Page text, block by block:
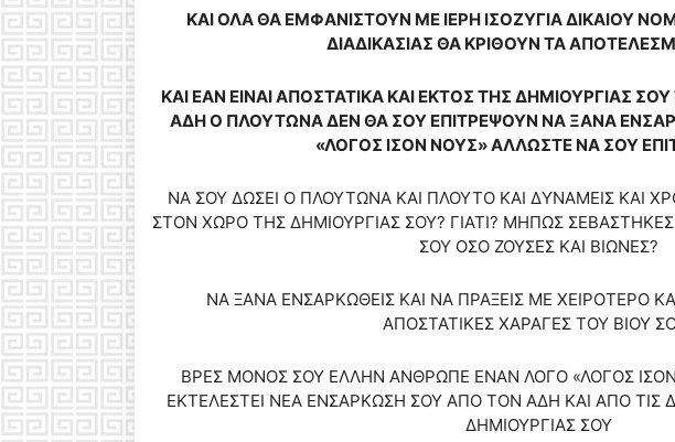
ΚΑΙ ΟΛΑ ΘΑ ΕΜΦΑΝΙΣΤΟΥΝ ΜΕ ΙΕΡΗ ΙΣΟΖΥΓΙΑ ΔΙΚΑΙΟΥ
ΔΙΑΔΙΚΑΣΙΑΣ ΘΑ ΚΡΙΘΟΥΝ ΤΑ
ΚΑΙ ΕΑΝ ΕΙΝΑΙ ΑΠΟΣΤΑΤΙΚΑ ΚΑΙ ΕΚΤΟΣ ΤΗΣ ΔΗΜΙΟΥΡΓΙΑΣ
ΑΔΗ Ο ΠΛΟΥΤΩΝΑ ΔΕΝ ΘΑ ΣΟΥ ΕΠΙΤΡΕΨΟΥΝ ΝΑ ΞΑΝΑ
«ΛΟΓΟΣ ΙΣΟΝ ΝΟΥΣ» ΑΛΛΩΣΤΕ ΝΑ ΣΟΥ
ΝΑ ΣΟΥ ΔΩΣΕΙ Ο ΠΛΟΥΤΩΝΑ ΚΑΙ ΠΛΟΥΤΟ ΚΑΙ ΔΥΝΑΜΕΙΣ ΚΑΙ
ΣΤΟΝ ΧΩΡΟ ΤΗΣ ΔΗΜΙΟΥΡΓΙΑΣ ΣΟΥ? ΓΙΑΤΙ? ΜΗΠΩΣ
ΣΟΥ ΟΣΟ ΖΟΥΣΕΣ ΚΑΙ ΒΙΩΝΕΣ?
ΝΑ ΞΑΝΑ ΕΝΣΑΡΚΩΘΕΙΣ ΚΑΙ ΝΑ ΠΡΑΞΕΙΣ ΜΕ ΧΕΙΡΟΤΕΡΟ
ΑΠΟΣΤΑΤΙΚΕΣ ΧΑΡΑΓΕΣ ΤΟΥ ΒΙΟΥ
ΒΡΕΣ ΜΟΝΟΣ ΣΟΥ ΕΛΛΗΝ ΑΝΘΡΩΠΕ ΕΝΑΝ ΛΟΓΟ «ΛΟΓΟΣ
ΕΚΤΕΛΕΣΤΕΙ ΝΕΑ ΕΝΣΑΡΚΩΣΗ ΣΟΥ ΑΠΟ ΤΟΝ ΑΔΗ ΚΑΙ ΑΠΟ ΤΙΣ
ΔΗΜΙΟΥΡΓΙΑΣ ΣΟΥ